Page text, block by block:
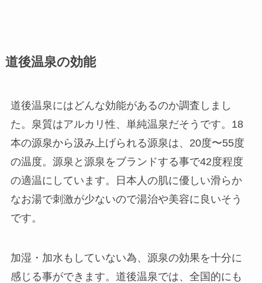
道後温泉の効能
道後温泉にはどんな効能があるのか調査しまし
た。泉質はアルカリ性、単純温泉だそうです。18
本の源泉から汲み上げられる源泉は、20度〜55度
の温度。源泉と源泉をブランドする事で42度程度
の適温にしています。
日本人の肌に優しい滑らか
なお湯で刺激が少ないので湯治や美容に良いそう
です。
加湿・加水もしていない為、源泉の効果を十分に
感じる事ができます。道後温泉では、全国的にも